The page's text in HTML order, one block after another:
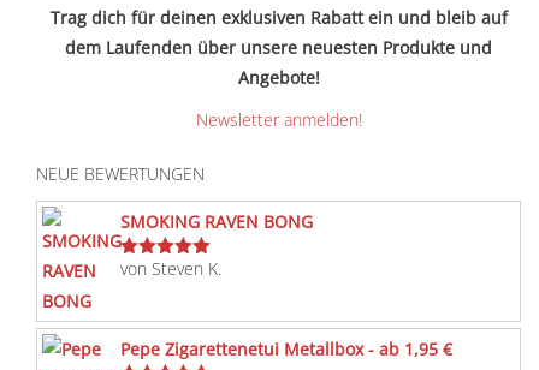
Trag dich für deinen exklusiven Rabatt ein und bleib auf
dem Laufenden über unsere neuesten Produkte und
Angebote!
Newsletter anmelden!
NEUE BEWERTUNGEN
SMOKING RAVEN BONG
Bewertet
von Steven K.
Pepe Zigarettenetui Metallbox - ab 1,95 €